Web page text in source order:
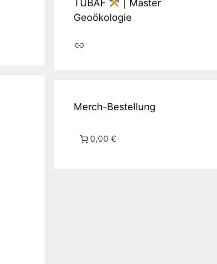
TUBAF
| Master
Geoökologie
Link
Merch-Bestellung
0,00 €